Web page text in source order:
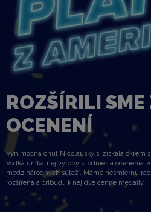
ROZŠÍRILI
OCENENÍ
Výnimočná chuť Nicolausky si získala okrem
Vodka unikátnej výroby si odniesla ocenenia
medzinárodných súťaží. Máme nesmiernu
rozšírená a pribudli k nej dve cenné medaily.